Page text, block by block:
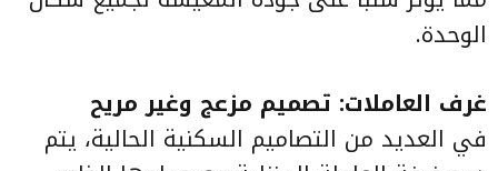
الوحدة.
غرف العاملات: تصميم مزعج وغير مريح
في العديد من التصاميم السكنية الحالية، يتم